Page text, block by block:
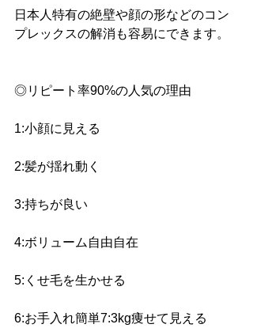
日本人特有の絶壁や顔の形などのコン
プレックスの解消も容易にできます。
◎リピート率90%の人気の理由
1:小顔に見える
2:髪が揺れ動く
3:持ちが良い
4:ボリューム自由自在
5:くせ毛を生かせる
6:お手入れ簡単7:3kg痩せて見える